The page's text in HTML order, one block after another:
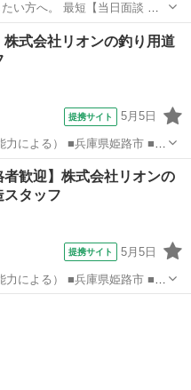
株式会社リオンの釣り用道
提携サイト 5月5日
力による） ■兵庫県姫路市 ■正
務OK、履歴書不要、Web面接
説明会あり、未経験歓迎、経
者歓迎】株式会社リオンの
スタッフ
提携サイト 5月5日
による） ■兵庫県姫路市 ■正
務OK、履歴書不要、Web面接